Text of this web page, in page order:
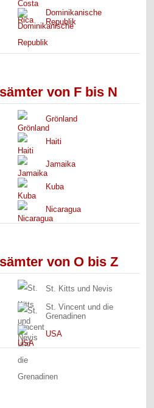
Dominikanische
Republik
von F bis N
Grönland
Haiti
Jamaika
Kuba
Nicaragua
von O bis Z
St. Kitts und Nevis
St. Vincent und die
Grenadinen
USA